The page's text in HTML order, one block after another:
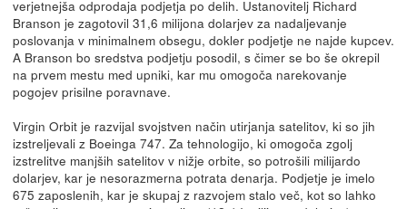
verjetnejša odprodaja podjetja po delih. Ustanovitelj Richard
Branson je zagotovil 31,6 milijona dolarjev za nadaljevanje
poslovanja v minimalnem obsegu, dokler podjetje ne najde kupcev.
A Branson bo sredstva podjetju posodil, s čimer se bo še okrepil
na prvem mestu med upniki, kar mu omogoča narekovanje
pogojev prisilne poravnave.
Virgin Orbit je razvijal svojstven način utirjanja satelitov, ki so jih
izstreljevali z Boeinga 747. Za tehnologijo, ki omogoča zgolj
izstrelitve manjših satelitov v nižje orbite, so potrošili milijardo
dolarjev, kar je nesorazmerna potrata denarja. Podjetje je imelo
675 zaposlenih, kar je skupaj z razvojem stalo več, kot so lahko